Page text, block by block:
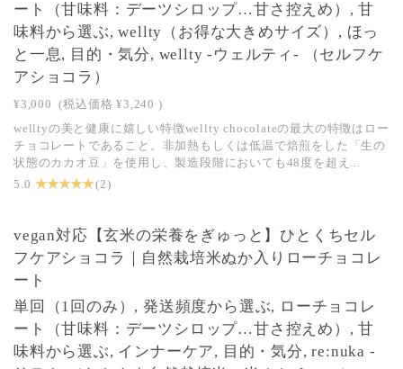
ート（甘味料：デーツシロップ…甘さ控えめ）, 甘
味料から選ぶ, wellty（お得な大きめサイズ）, ほっ
と一息, 目的・気分, wellty -ウェルティ- （セルフケ
アショコラ）
¥3,000 (税込価格 ¥3,240 )
welltyの美と健康に嬉しい特徴wellty chocolateの最大の特徴はロー
チョコレートであること。非加熱もしくは低温で焙煎をした「生の
状態のカカオ豆」を使用し、製造段階においても48度を超え...
5.0 ★ ★ ★ ★ ★(2)
NEW
vegan対応【玄米の栄養をぎゅっと】ひとくちセル
フケアショコラ｜自然栽培米ぬか入りローチョコレ
ート
単回（1回のみ）, 発送頻度から選ぶ, ローチョコレ
ート（甘味料：デーツシロップ…甘さ控えめ）, 甘
味料から選ぶ, インナーケア, 目的・気分, re:nuka -